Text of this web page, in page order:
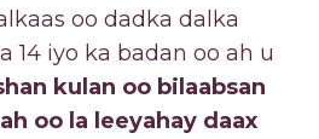
oo dadka dalka
14 iyo ka badan oo ah u
kulan oo bilaabsan
oo la leeyahay daax